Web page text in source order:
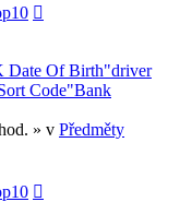
Date Of Birth"driver
Code"Bank
» v Předměty